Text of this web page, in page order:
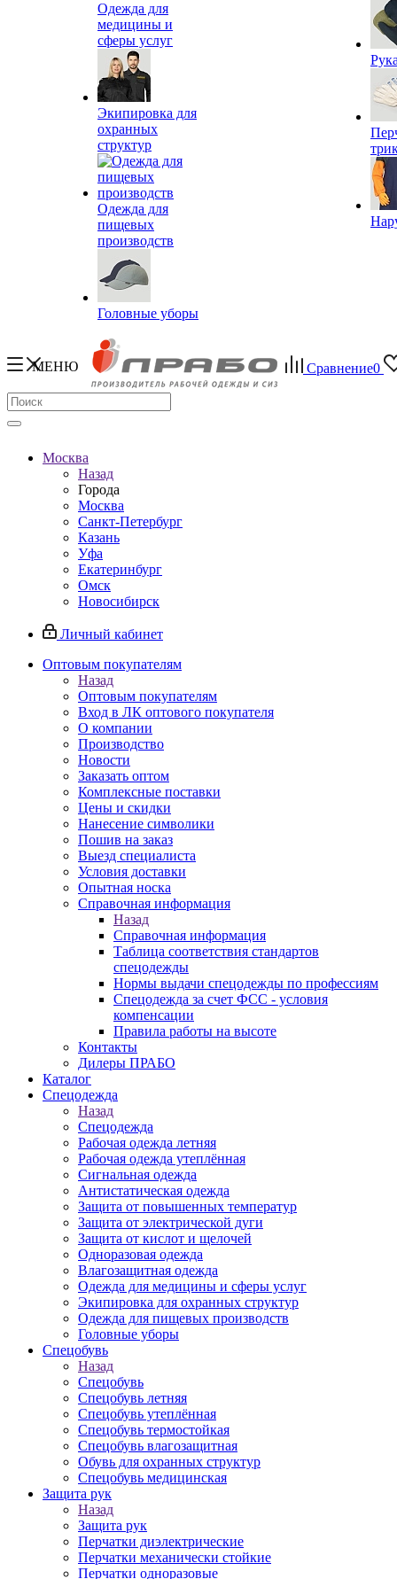
Одежда для
медицины и
сферы услуг
Экипировка для
охранных
структур
Одежда для
пищевых
производств
Головные уборы
МЕНЮ Сравнение0
Москва
Назад
Города
Москва
Санкт-Петербург
Казань
Уфа
Екатеринбург
Омск
Новосибирск
Личный кабинет
Оптовым покупателям
Назад
Оптовым покупателям
Вход в ЛК оптового покупателя
О компании
Производство
Новости
Заказать оптом
Комплексные поставки
Цены и скидки
Нанесение символики
Пошив на заказ
Выезд специалиста
Условия доставки
Опытная носка
Справочная информация
Назад
Справочная информация
Таблица соответствия стандартов
спецодежды
Нормы выдачи спецодежды по профессиям
Спецодежда за счет ФСС - условия
компенсации
Правила работы на высоте
Контакты
Дилеры ПРАБО
Каталог
Спецодежда
Назад
Спецодежда
Рабочая одежда летняя
Рабочая одежда утеплённая
Сигнальная одежда
Антистатическая одежда
Защита от повышенных температур
Защита от электрической дуги
Защита от кислот и щелочей
Одноразовая одежда
Влагозащитная одежда
Одежда для медицины и сферы услуг
Экипировка для охранных структур
Одежда для пищевых производств
Головные уборы
Спецобувь
Назад
Спецобувь
Спецобувь летняя
Спецобувь утеплённая
Спецобувь термостойкая
Спецобувь влагозащитная
Обувь для охранных структур
Спецобувь медицинская
Защита рук
Назад
Защита рук
Перчатки диэлектрические
Перчатки механически стойкие
Перчатки одноразовые